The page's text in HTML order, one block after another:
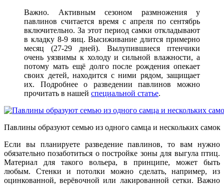
Важно. Активным сезоном размножения у
павлинов считается время с апреля по сентябрь
включительно. За этот период самки откладывают
в кладку 8-9 яиц. Высиживание длится примерно
месяц (27-29 дней). Вылупившиеся птенчики
очень уязвимы к холоду и сильной влажности, а
потому мать ещё долго после рождения опекает
своих детей, находится с ними рядом, защищает
их. Подробнее о разведении павлинов можно
прочитать в нашей специальной статье.
Павлины образуют семью из одного самца и нескольких самок
Если вы планируете разведение павлинов, то вам нужно
обязательно позаботиться о постройке зоны для выгула птиц.
Материал для такого вольера, в принципе, может быть
любым. Стенки и потолки можно сделать, например, из
оцинкованной, верёвочной или лакированной сетки. Важно